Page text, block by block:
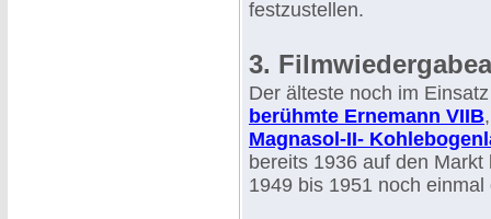
festzustellen.
3.
Der älteste noch im
berühmte Ernemann VIIB
Magnasol-II-
bereits 1936 auf den
1949 bis 1951 noch